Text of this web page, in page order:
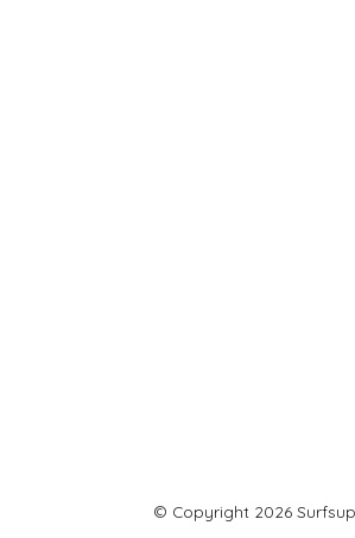
© Copyright 2026